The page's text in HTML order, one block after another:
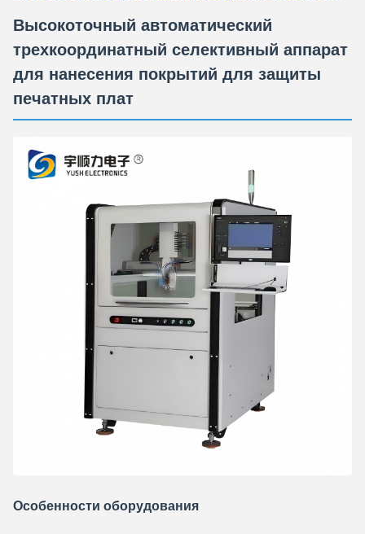
Высокоточный автоматический
трехкоординатный селективный аппарат
для нанесения покрытий для защиты
печатных плат
Особенности оборудования